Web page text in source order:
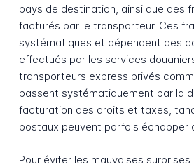
pays de destination, ainsi que des
facturés par le transporteur. Ces
systématiques et dépendent des
effectués par les services
transporteurs express privés
passent systématiquement par la
facturation des droits et taxes,
postaux peuvent parfois échapper
Pour éviter les mauvaises